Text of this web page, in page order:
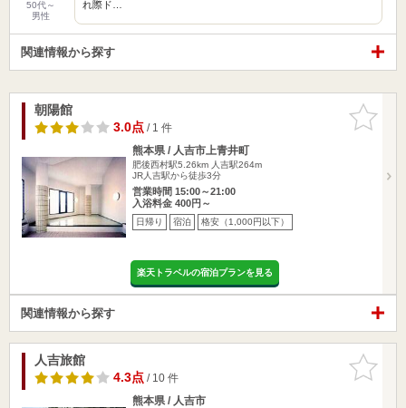
50代～
男性
れ際ド…
関連情報から探す
お気に入
りに追加
朝陽館
3.0点/ 1 件
熊本県 / 人吉市上青井町
肥後西村駅5.26km 人吉駅264m
JR人吉駅から徒歩3分
営業時間 15:00～21:00
入浴料金 400円～
日帰り 宿泊 格安（1,000円以下）
楽天トラベルの宿泊プランを見る
関連情報から探す
お気に入
りに追加
人吉旅館
4.3点/ 10 件
熊本県 / 人吉市